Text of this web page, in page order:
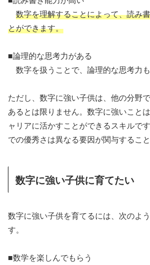
数字を理解することによって、読み
とができます。
■論理的な思考力がある
数字を扱うことで、論理的な思考力も
ただし、数字に強い子供は、他の分野
あるとは限りません。数字に強いこと
ャリアに活かすことができるスキルで
での優秀さは異なる要因が関与すること
数字に強い子供に育てたい
数字に強い子供を育てるには、次のよ
す。
■数学を楽しんでもらう